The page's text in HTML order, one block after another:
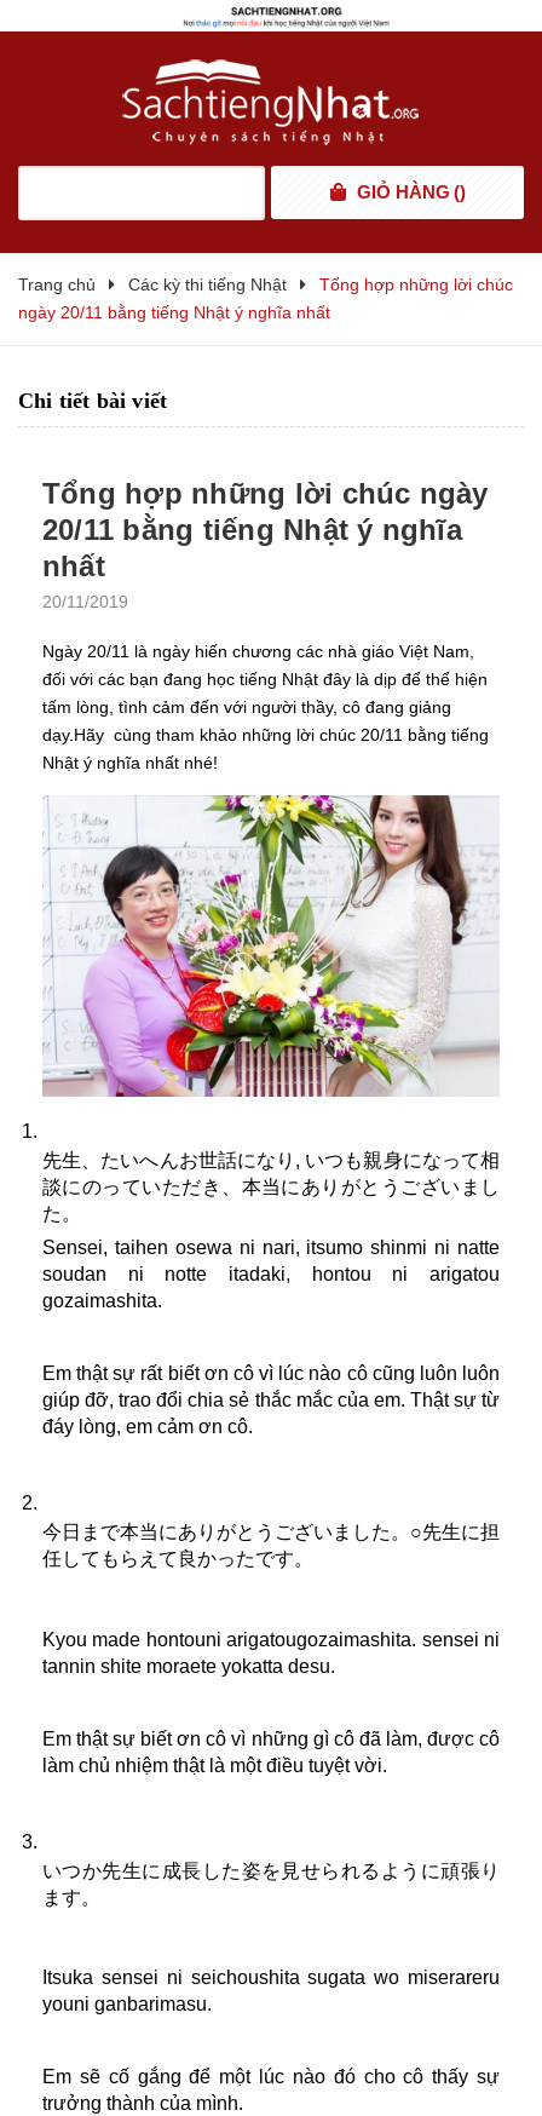
GIỎ HÀNG ()
Trang chủ Các kỳ thi tiếng Nhật
Tổng hợp những lời chúc
ngày 20/11 bằng tiếng Nhật ý nghĩa nhất
Chi tiết bài viết
Tổng hợp những lời chúc ngày
20/11 bằng tiếng Nhật ý nghĩa
nhất
20/11/2019
Ngày 20/11 là ngày hiến chương các nhà giáo Việt Nam,
đối với các bạn đang học tiếng Nhật đây là dịp để thể hiện
tấm lòng, tình cảm đến với người thầy, cô đang giảng
dạy.Hãy cùng tham khảo những lời chúc 20/11 bằng tiếng
Nhật ý nghĩa nhất nhé!
先生、たいへんお世話になり, いつも親身になって相
談にのっていただき、本当にありがとうございまし
た。
Sensei, taihen osewa ni nari, itsumo shinmi ni natte
soudan ni notte itadaki, hontou ni arigatou
gozaimashita.
Em thật sự rất biết ơn cô vì lúc nào cô cũng luôn luôn
giúp đỡ, trao đổi chia sẻ thắc mắc của em. Thật sự từ
đáy lòng, em cảm ơn cô.
今日まで本当にありがとうございました。○先生に担
任してもらえて良かったです。
Kyou made hontouni arigatougozaimashita. sensei ni
tannin shite moraete yokatta desu.
Em thật sự biết ơn cô vì những gì cô đã làm, được cô
làm chủ nhiệm thật là một điều tuyệt vời.
いつか先生に成長した姿を見せられるように頑張り
ます。
Itsuka sensei ni seichoushita sugata wo miserareru
youni ganbarimasu.
Em sẽ cố gắng để một lúc nào đó cho cô thấy sự
trưởng thành của mình.